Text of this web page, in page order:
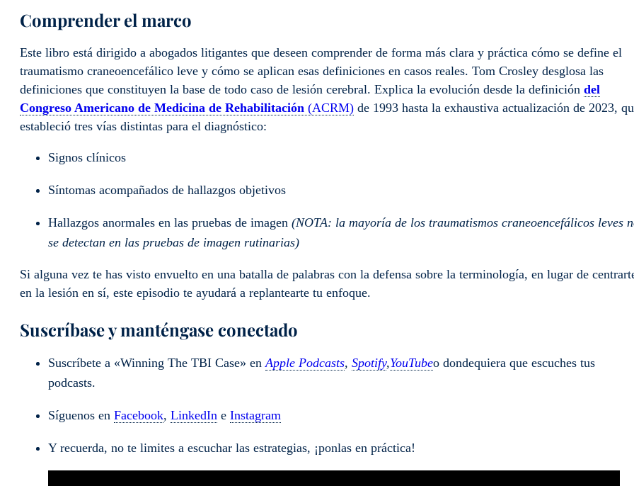
Comprender el marco
Este libro está dirigido a abogados litigantes que deseen comprender de forma más clara y práctica cómo se define el
traumatismo craneoencefálico leve y cómo se aplican esas definiciones en casos reales. Tom Crosley desglosa las
definiciones que constituyen la base de todo caso de lesión cerebral. Explica la evolución desde la definición del
Congreso Americano de Medicina de Rehabilitación (ACRM) de 1993 hasta la exhaustiva actualización de 2023,
estableció tres vías distintas para el diagnóstico:
Signos clínicos
Síntomas acompañados de hallazgos objetivos
Hallazgos anormales en las pruebas de imagen (NOTA: la mayoría de los traumatismos craneoencefálicos leves
se detectan en las pruebas de imagen rutinarias)
Si alguna vez te has visto envuelto en una batalla de palabras con la defensa sobre la terminología, en lugar de
en la lesión en sí, este episodio te ayudará a replantearte tu enfoque.
Suscríbase y manténgase conectado
Suscríbete a «Winning The TBI Case» en Apple Podcasts, Spotify,YouTubeo dondequiera que escuches tus
podcasts.
Síguenos en Facebook, LinkedIn e Instagram
Y recuerda, no te limites a escuchar las estrategias, ¡ponlas en práctica!